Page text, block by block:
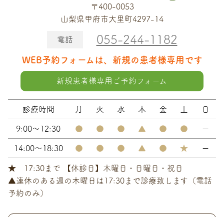
〒400-0053
山梨県甲府市大里町4297-14
電話 055-244-1182
WEB予約フォームは、新規の患者様専用です
新規患者様専用ご予約フォーム
診療時間 月 火 水 木 金 土 日
9:00～12:30 ● ● ● ▲ ● ● ー
14:00～18:30 ● ● ● ▲ ● ★ ー
★ 17:30まで 【休診日】木曜日・日曜日・祝日
▲連休のある週の木曜日は17:30まで診療致します（電話
予約のみ）